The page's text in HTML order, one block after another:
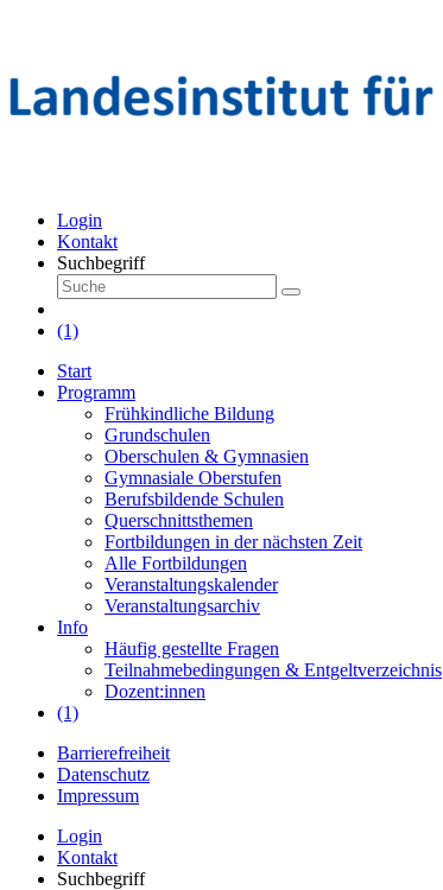
Login
Kontakt
Suchbegriff
(1)
Start
Programm
Frühkindliche Bildung
Grundschulen
Oberschulen & Gymnasien
Gymnasiale Oberstufen
Berufsbildende Schulen
Querschnittsthemen
Fortbildungen in der nächsten Zeit
Alle Fortbildungen
Veranstaltungskalender
Veranstaltungsarchiv
Info
Häufig gestellte Fragen
Teilnahmebedingungen & Entgeltverzeichnis
Dozent:innen
(1)
Barrierefreiheit
Datenschutz
Impressum
Login
Kontakt
Suchbegriff